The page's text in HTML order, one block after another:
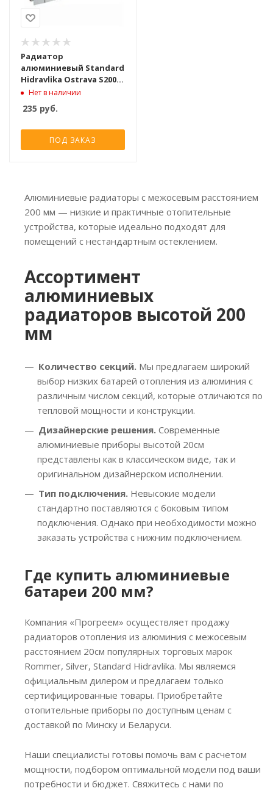
Радиатор
алюминиевый Standard
Hidravlika Ostrava S200
[10 секций]
Нет в наличии
235 руб.
ПОД ЗАКАЗ
Алюминиевые радиаторы с межосевым расстоянием
200 мм — низкие и практичные отопительные
устройства, которые идеально подходят для
помещений с нестандартным остеклением.
Ассортимент
алюминиевых
радиаторов высотой 200
мм
Количество секций. Мы предлагаем широкий
выбор низких батарей отопления из алюминия с
различным числом секций, которые отличаются по
тепловой мощности и конструкции.
Дизайнерские решения. Современные
алюминиевые приборы высотой 20см
представлены как в классическом виде, так и
оригинальном дизайнерском исполнении.
Тип подключения. Невысокие модели
стандартно поставляются с боковым типом
подключения. Однако при необходимости можно
заказать устройства с нижним подключением.
Где купить алюминиевые
батареи 200 мм?
Компания «Прогреем» осуществляет продажу
радиаторов отопления из алюминия с межосевым
расстоянием 20см популярных торговых марок
Rommer, Silver, Standard Hidravlika. Мы являемся
официальным дилером и предлагаем только
сертифицированные товары. Приобретайте
отопительные приборы по доступным ценам с
доставкой по Минску и Беларуси.
Наши специалисты готовы помочь вам с расчетом
мощности, подбором оптимальной модели под ваши
потребности и бюджет. Свяжитесь с нами по